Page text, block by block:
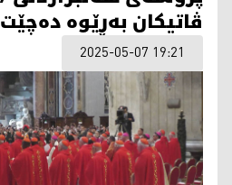
ڤاتیکان بەڕێوە دەچێت
2025-05-07 19:21